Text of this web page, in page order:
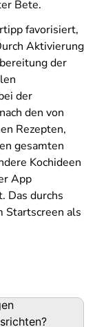
Bete.
favorisiert,
Aktivierung
der
der
den von
Rezepten,
gesamten
Kochideen
App
Das durchs
Startscreen als